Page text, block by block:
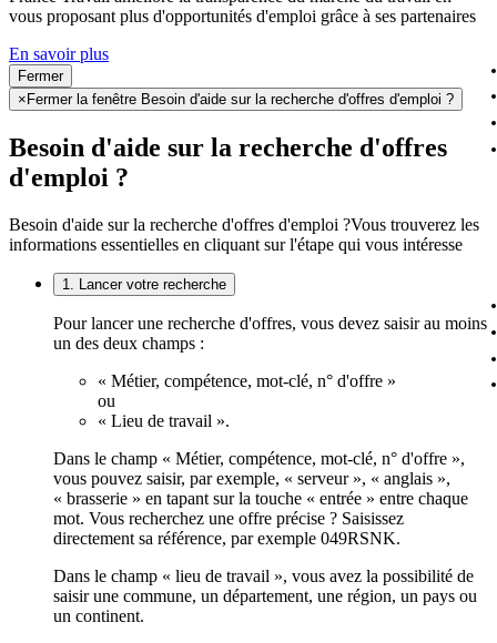
vous proposant plus d'opportunités d'emploi grâce à ses partenaires
En savoir plus
Fermer
× Fermer la fenêtre Besoin d'aide sur la recherche d'offres d'emploi ?
Besoin d'aide sur la recherche d'offres
d'emploi ?
Besoin d'aide sur la recherche d'offres d'emploi ?Vous trouverez les
informations essentielles en cliquant sur l'étape qui vous intéresse
1. Lancer votre recherche
Pour lancer une recherche d'offres, vous devez saisir au moins
un des deux champs :
« Métier, compétence, mot-clé, n° d'offre »
ou
« Lieu de travail ».
Dans le champ « Métier, compétence, mot-clé, n° d'offre »,
vous pouvez saisir, par exemple, « serveur », « anglais »,
« brasserie » en tapant sur la touche « entrée » entre chaque
mot. Vous recherchez une offre précise ? Saisissez
directement sa référence, par exemple 049RSNK.
Dans le champ « lieu de travail », vous avez la possibilité de
saisir une commune, un département, une région, un pays ou
un continent.